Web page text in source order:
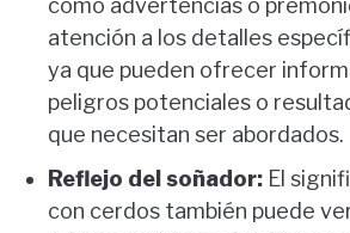
atención a los detalles
ya que pueden ofrecer
peligros potenciales o
que necesitan ser abordados.
Reflejo del soñador: El
con cerdos también puede